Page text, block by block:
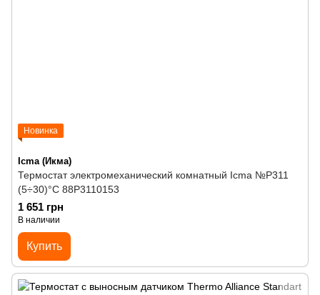
Новинка
Icma (Икма)
Термостат электромеханический комнатный Icma №Р311
(5÷30)°C 88P3110153
1 651 грн
В наличии
Купить